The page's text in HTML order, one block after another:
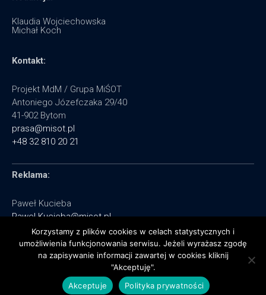
Klaudia Wojciechowska
Michał Koch
Kontakt:
Projekt MdM / Grupa MiŚOT
Antoniego Józefczaka 29/40
41-902 Bytom
prasa@misot.pl
+48 32 810 20 21
Reklama:
Paweł Kucieba
Pawel.Kucieba@misot.pl
+48 602 495 064
Korzystamy z plików cookies w celach statystycznych i
umożliwienia funkcjonowania serwisu. Jeżeli wyrażasz zgodę
na zapisywanie informacji zawartej w cookies kliknij
"Akceptuję".
Akceptuje
Polityka prywatności